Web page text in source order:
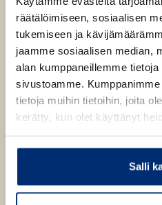
räätälöimiseen, sosiaalisen
tukemiseen ja
jaamme sosiaalisen median,
alan kumppaneillemme
sivustoamme.
tietoja muihin tietoihin, joita
kerätty, kun olet käyttänyt
Salli
Teokset